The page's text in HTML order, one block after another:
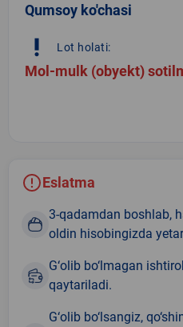
Qumsoy ko'chasi
priority_high Lot holati:
Mol-mulk (obyekt)
Eslatma
3-qadamdan boshlab,
oldin hisobingizda
G‘olib bo‘lmagan
qaytariladi.
G‘olib bo‘lsangiz,